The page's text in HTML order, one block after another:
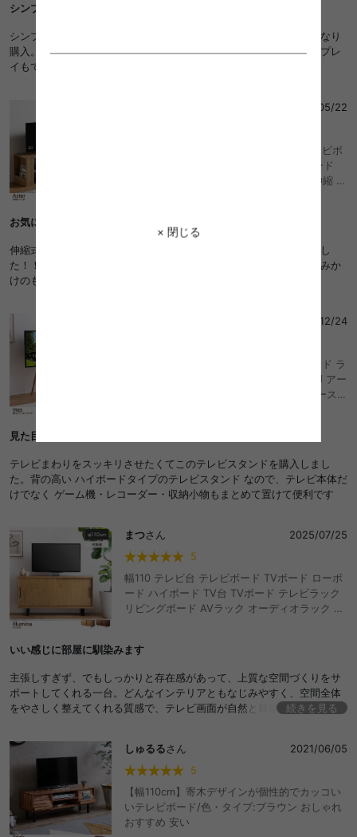
× 閉じる
シンプル
シンプルかつオープン収納のものを探していたところこちらが気になり
購入。組み立ても簡単で見た目も思ってた以上に良かった。ディスプレ
イもできるし、お気に入りの1台になりました。
2026/05/22
Aster アスター 幅90 幅163 テレビ台 テレビボ
ード テレビラック リビングボード TVボード
TV台 AVラック おしゃれ おすすめ 安い 伸縮 シ
ロータイプ 収納 一人暮らし ワンルーム オープ
ンラック パソコン台 ローボード l字 L字型
お気に入りの雑誌を飾れてうれしい♡
伸縮式なので、お部屋の空きスペースにぴったり置くことができまし
た！！！雑誌を立てるところがお気に入りで、雑誌を飾れるし、読みか
けのもサッと片づけられるのがいいです♡
2025/12/24
幅72 テレビスタンド テレビ台 テレビボード ラ
ック 棚付き 壁掛け 壁寄せ イーゼル TV 脚 アー
ト 配線隠し 自立 コード コーナー 省スペース
見た目もいい
テレビまわりをスッキリさせたくてこのテレビスタンドを購入しまし
た。背の高い ハイボードタイプのテレビスタンド なので、テレビ本体だ
けでなく ゲーム機・レコーダー・収納小物もまとめて置けて便利です
まつさん
2025/07/25
5
幅110 テレビ台 テレビボード TVボード ローボ
ード ハイボード TV台 TVボード テレビラック
リビングボード AVラック オーディオラック お
43型 32インチ 43インチ かっこいい コンパク
ドスリット ノイズレス
いい感じに部屋に馴染みます
主張しすぎず、でもしっかりと存在感があって、上質な空間づくりをサ
ポートしてくれる一台。どんなインテリアともなじみやすく、空間全体
をやさしく整えてくれる質感で、テレビ画面が自然と目線に入る少し高
つくり。使いやすさと見た目、どちらも重視したい方にぴったりだと思
います。
続きを見る
しゅるるさん
2021/06/05
5
【幅110cm】寄木デザインが個性的でカッコい
いテレビボード/色・タイプ:ブラウン おしゃれ
おすすめ 安い